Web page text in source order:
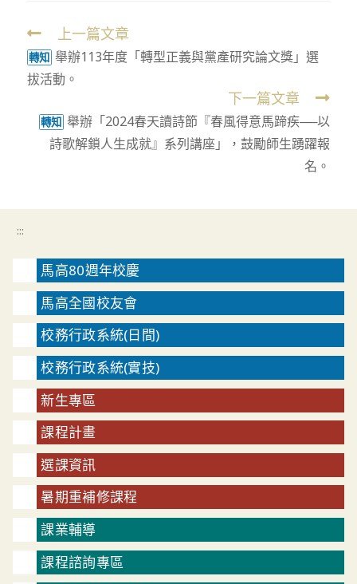
Read
more
articles
上一篇文章
轉知 舉辦113年度「轉型正義與黨產研究論文獎」選
拔活動。
下一篇文章
轉知 舉辦「2024春天讀詩節『春風得意馬蹄疾──以
詩歌解鎖人生成就』系列講座」，鼓勵師生踴躍報
名。
:::
馬高80週年校慶
馬高全國校友會
校務行政系統(日間)
校務行政系統(實技)
新生專區
課程計畫
選課資訊
暑期重補修課程
課業輔導
課程諮詢專區